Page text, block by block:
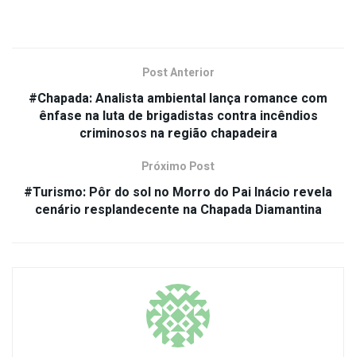
Post Anterior
#Chapada: Analista ambiental lança romance com
ênfase na luta de brigadistas contra incêndios
criminosos na região chapadeira
Próximo Post
#Turismo: Pôr do sol no Morro do Pai Inácio revela
cenário resplandecente na Chapada Diamantina